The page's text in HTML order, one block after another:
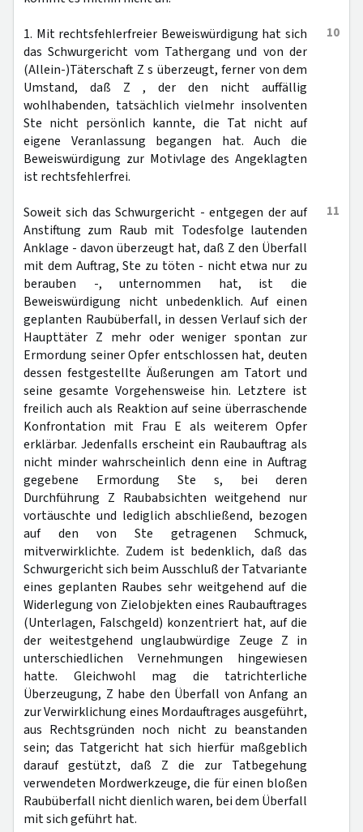
10
1. Mit rechtsfehlerfreier Beweiswürdigung hat sich
das Schwurgericht vom Tathergang und von der
(Allein-)Täterschaft Z s überzeugt, ferner von dem
Umstand, daß Z , der den nicht auffällig
wohlhabenden, tatsächlich vielmehr insolventen
Ste nicht persönlich kannte, die Tat nicht auf
eigene Veranlassung begangen hat. Auch die
Beweiswürdigung zur Motivlage des Angeklagten
ist rechtsfehlerfrei.
11
Soweit sich das Schwurgericht - entgegen der auf
Anstiftung zum Raub mit Todesfolge lautenden
Anklage - davon überzeugt hat, daß Z den Überfall
mit dem Auftrag, Ste zu töten - nicht etwa nur zu
berauben -, unternommen hat, ist die
Beweiswürdigung nicht unbedenklich. Auf einen
geplanten Raubüberfall, in dessen Verlauf sich der
Haupttäter Z mehr oder weniger spontan zur
Ermordung seiner Opfer entschlossen hat, deuten
dessen festgestellte Äußerungen am Tatort und
seine gesamte Vorgehensweise hin. Letztere ist
freilich auch als Reaktion auf seine überraschende
Konfrontation mit Frau E als weiterem Opfer
erklärbar. Jedenfalls erscheint ein Raubauftrag als
nicht minder wahrscheinlich denn eine in Auftrag
gegebene Ermordung Ste s, bei deren
Durchführung Z Raubabsichten weitgehend nur
vortäuschte und lediglich abschließend, bezogen
auf den von Ste getragenen Schmuck,
mitverwirklichte. Zudem ist bedenklich, daß das
Schwurgericht sich beim Ausschluß der Tatvariante
eines geplanten Raubes sehr weitgehend auf die
Widerlegung von Zielobjekten eines Raubauftrages
(Unterlagen, Falschgeld) konzentriert hat, auf die
der weitestgehend unglaubwürdige Zeuge Z in
unterschiedlichen Vernehmungen hingewiesen
hatte. Gleichwohl mag die tatrichterliche
Überzeugung, Z habe den Überfall von Anfang an
zur Verwirklichung eines Mordauftrages ausgeführt,
aus Rechtsgründen noch nicht zu beanstanden
sein; das Tatgericht hat sich hierfür maßgeblich
darauf gestützt, daß Z die zur Tatbegehung
verwendeten Mordwerkzeuge, die für einen bloßen
Raubüberfall nicht dienlich waren, bei dem Überfall
mit sich geführt hat.